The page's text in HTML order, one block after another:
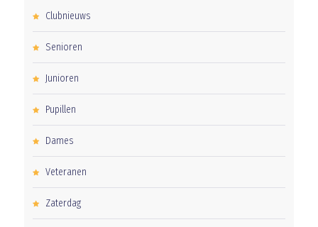
Clubnieuws
Senioren
Junioren
Pupillen
Dames
Veteranen
Zaterdag